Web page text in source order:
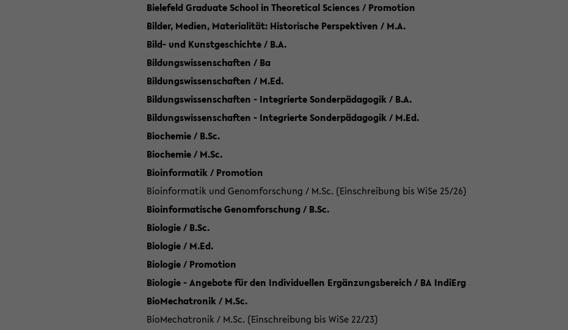
Bielefeld Graduate School in Theoretical Sciences / Promotion
Bilder, Medien, Materialität: Historische Perspektiven / M.A.
Bild- und Kunstgeschichte / B.A.
Bildungswissenschaften / Ba
Bildungswissenschaften / M.Ed.
Bildungswissenschaften - Integrierte Sonderpädagogik / B.A.
Bildungswissenschaften - Integrierte Sonderpädagogik / M.Ed.
Biochemie / B.Sc.
Biochemie / M.Sc.
Bioinformatik / Promotion
Bioinformatik und Genomforschung / M.Sc. (Einschreibung bis WiSe 25/26)
Bioinformatische Genomforschung / B.Sc.
Biologie / B.Sc.
Biologie / M.Ed.
Biologie / Promotion
Biologie - Angebote für den Individuellen Ergänzungsbereich / BA IndiErg
BioMechatronik / M.Sc.
BioMechatronik / M.Sc. (Einschreibung bis WiSe 22/23)